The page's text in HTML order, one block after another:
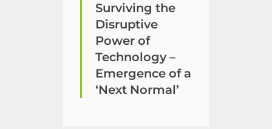
Surviving the
Disruptive
Power of
Technology –
Emergence of a
‘Next Normal’